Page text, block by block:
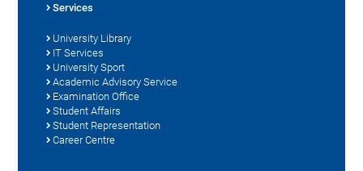
Services
University Library
IT Services
University Sport
Academic Advisory Service
Examination Office
Student Affairs
Student Representation
Career Centre